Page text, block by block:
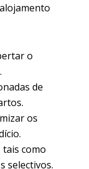
o
de
os
como
selectivos.